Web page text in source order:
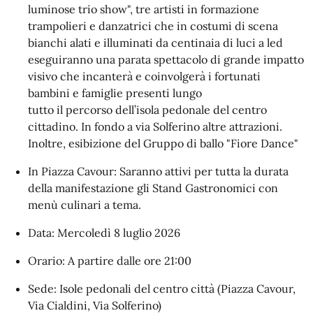
luminose trio show", tre artisti in formazione
trampolieri e danzatrici che in costumi di scena
bianchi alati e illuminati da centinaia di luci a led
eseguiranno una parata spettacolo di grande impatto
visivo che incanterà e coinvolgerà i fortunati
bambini e famiglie presenti lungo
tutto il percorso dell’isola pedonale del centro
cittadino. In fondo a via Solferino altre attrazioni.
Inoltre, esibizione del Gruppo di ballo "Fiore Dance"
In Piazza Cavour: Saranno attivi per tutta la durata
della manifestazione gli Stand Gastronomici con
menù culinari a tema.
Data: Mercoledì 8 luglio 2026
Orario: A partire dalle ore 21:00
Sede: Isole pedonali del centro città (Piazza Cavour,
Via Cialdini, Via Solferino)